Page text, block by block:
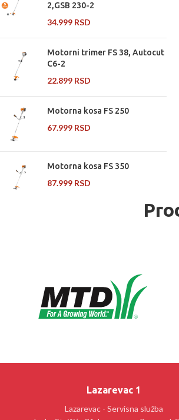
2,GSB 230-2
34.999 RSD
Motorni trimer FS 38, Autocut
C6-2
22.899 RSD
Motorna kosa FS 250
67.999 RSD
Motorna kosa FS 350
87.999 RSD
Lazarevac 1
Lazarevac - Servisna služba